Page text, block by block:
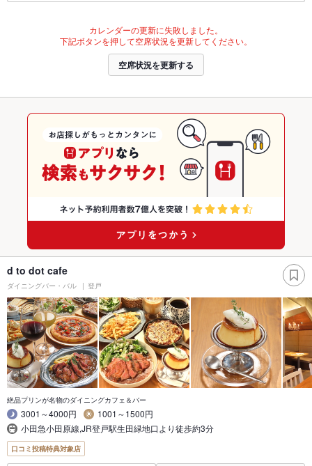
カレンダーの更新に失敗しました。
下記ボタンを押して空席状況を更新してください。
空席状況を更新する
d to dot cafe
ダイニングバー・バル 登戸
絶品プリンが名物のダイニングカフェ＆バー
3001～4000円
1001～1500円
小田急小田原線,JR登戸駅生田緑地口より徒歩約3分
口コミ投稿特典対象店